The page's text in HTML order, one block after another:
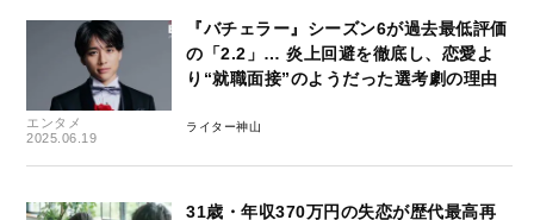
エンタメ
2025.06.19
『バチェラー』シーズン6が過去最低評価
の「2.2」… 炎上回避を徹底し、恋愛よ
り“就職面接”のようだった選考劇の理由
ライター神山
31歳・年収370万円の失恋が歴代最高再